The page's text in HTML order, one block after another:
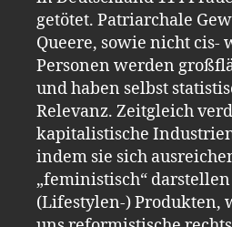
getötet. Patriarchale
Queere, sowie nicht cis-
Personen werden
und haben selbst
Relevanz. Zeitgleich
kapitalistische
indem sie sich
„feministisch“
(Lifestylen-) Produkten,